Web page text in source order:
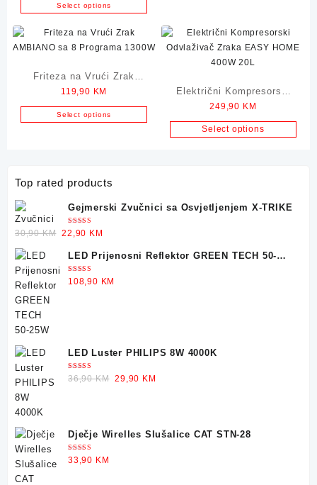
30W
Select options
Friteza na Vrući Zrak
AMBIANO sa 8 Programa
1300W
119,90 KM
Select options
Električni Kompresorski
Odvlaživač Zraka EASY
HOME 400W 20L
249,90 KM
Select options
Top rated products
Gejmerski Zvučnici sa Osvjetljenjem X-TRIKE
Ocjenjeno
5.00 od 5
30,90KM Original
was:
30,90 KM.
22,90 KM
is:
22,90 KM.
LED Prijenosni Reflektor GREEN TECH 50-
25W
Ocjenjeno
5.00od 5
108,90 KM
LED Luster PHILIPS 8W 4000K
Ocjenjeno
5.00od 5
36,90KM Original
29,90 KM
Dječje Wirelles Slušalice CAT STN-28
Ocjenjeno
5.00od 5
33,90 KM